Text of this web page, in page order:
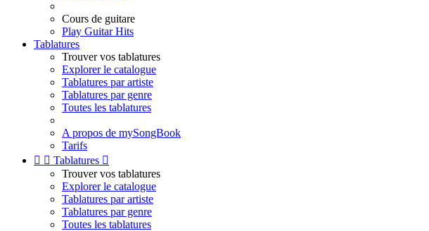
Cours de guitare
Play Guitar Hits
Tablatures
Trouver vos tablatures
Explorer le catalogue
Tablatures par artiste
Tablatures par genre
Toutes les tablatures
A propos de mySongBook
Tarifs
  Tablatures 
Trouver vos tablatures
Explorer le catalogue
Tablatures par artiste
Tablatures par genre
Toutes les tablatures